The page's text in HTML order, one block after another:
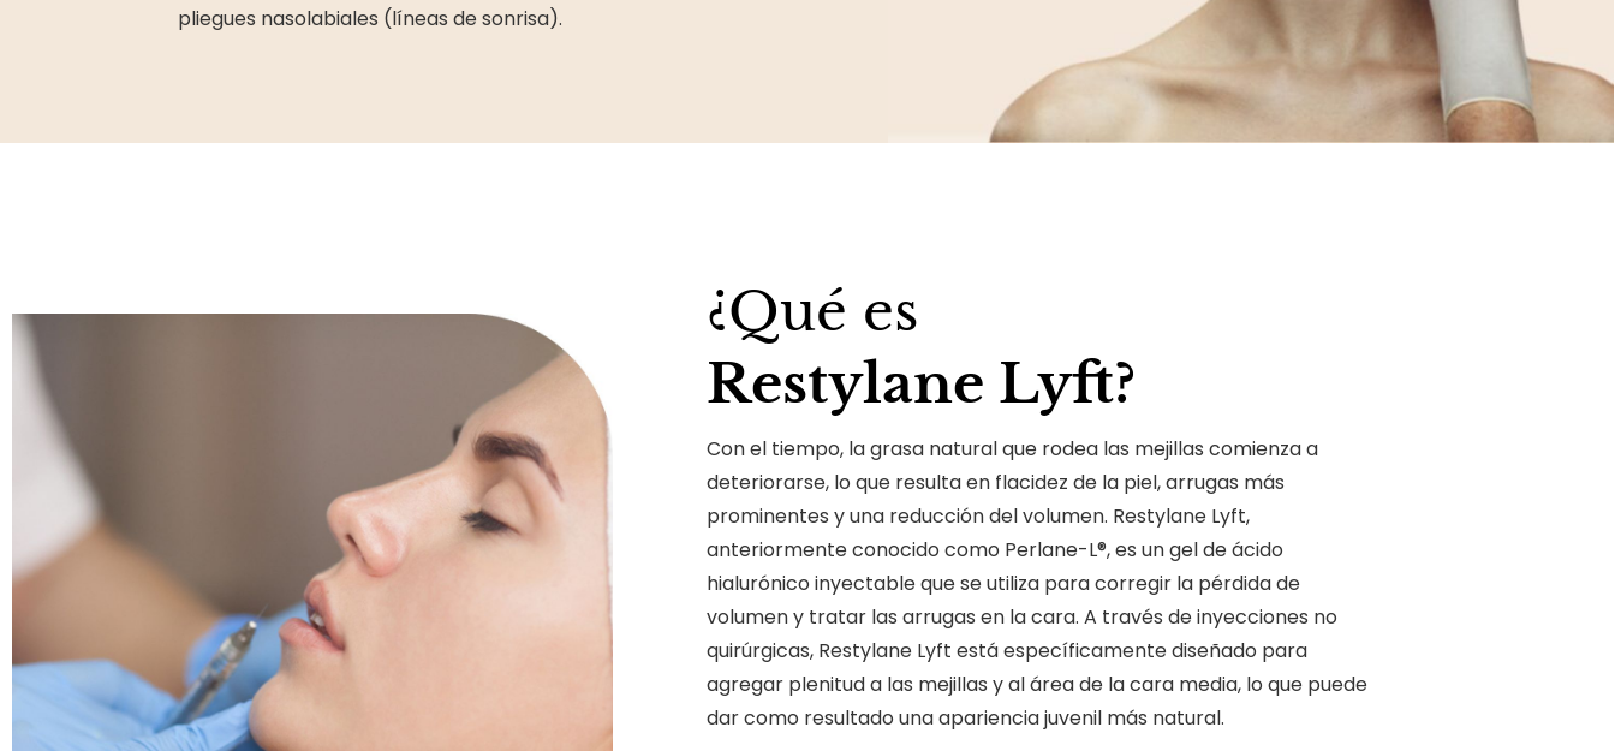
pliegues nasolabiales (líneas de sonrisa).
¿Qué es
Restylane Lyft?
Con el tiempo, la grasa natural que rodea las mejillas comienza a
deteriorarse, lo que resulta en flacidez de la piel, arrugas más
prominentes y una reducción del volumen. Restylane Lyft,
anteriormente conocido como Perlane-L®, es un gel de ácido
hialurónico inyectable que se utiliza para corregir la pérdida de
volumen y tratar las arrugas en la cara. A través de inyecciones no
quirúrgicas, Restylane Lyft está específicamente diseñado para
agregar plenitud a las mejillas y al área de la cara media, lo que puede
dar como resultado una apariencia juvenil más natural.